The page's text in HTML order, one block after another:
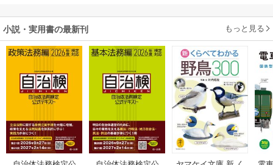
小説・実用書の最新刊 もっと見る